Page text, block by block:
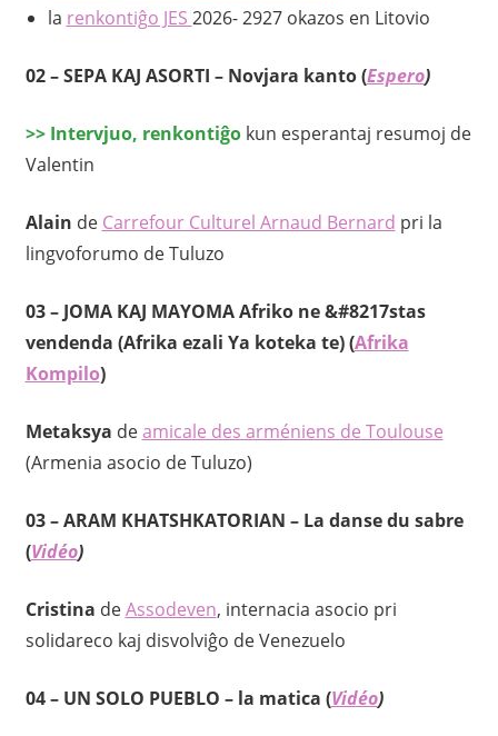
la renkontiĝo JES 2026- 2927 okazos en Litovio
02 –SEPA KAJ ASORTI – Novjara kanto(Espero)
>> Intervjuo, renkontiĝokun esperantaj resumoj de
Valentin
Alain de Carrefour Culturel Arnaud Bernard pri la
lingvoforumo de Tuluzo
03 – JOMA KAJ MAYOMA Afriko ne &#8217stas
vendenda (Afrika ezali Ya koteka te) (Afrika
Kompilo)
Metaksya deamicale des arméniens de Toulouse
(Armenia asocio de Tuluzo)
03 –ARAM KHATSHKATORIAN – La danse du sabre
(Vidéo)
Cristina deAssodeven, internacia asocio pri
solidareco kaj disvolviĝo de Venezuelo
04 – UN SOLO PUEBLO – la matica (Vidéo)